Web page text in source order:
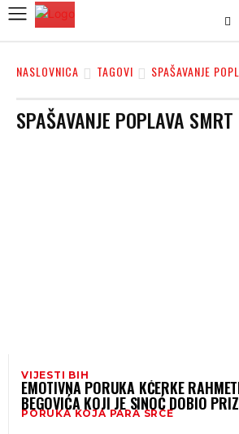
NASLOVNICA TAGOVI SPAŠAVANJE
SPAŠAVANJE POPLAVA SMRT
VIJESTI BIH
EMOTIVNA PORUKA KĆERKE
BEGOVIĆA KOJI JE SINOĆ DOBIO
GODINE”
PORUKA KOJA PARA SRCE